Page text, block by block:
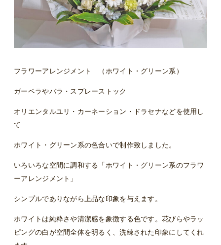
フラワーアレンジメント （ホワイト・グリーン系）
ガーベラやバラ・スプレーストック
オリエンタルユリ・カーネーション・ドラセナなどを使用し
て
ホワイト・グリーン系の色合いで制作致しました。
いろいろな空間に調和する「ホワイト・グリーン系のフラワ
ーアレンジメント」
シンプルでありながら上品な印象を与えます。
ホワイトは純粋さや清潔感を象徴する色です。花びらやラッ
ピングの白が空間全体を明るく、洗練された印象にしてくれ